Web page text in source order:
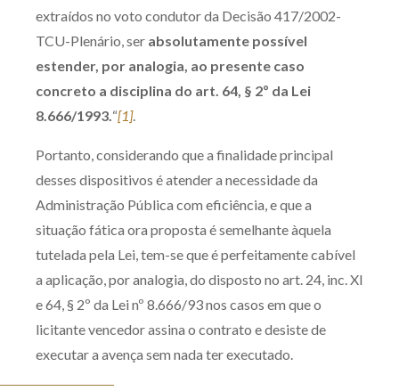
extraídos no voto condutor da Decisão 417/2002-
TCU-Plenário, ser absolutamente possível
estender, por analogia, ao presente caso
concreto a disciplina do art. 64, § 2º da Lei
8.666/1993.“[1].
Portanto, considerando que a finalidade principal
desses dispositivos é atender a necessidade da
Administração Pública com eficiência, e que a
situação fática ora proposta é semelhante àquela
tutelada pela Lei, tem-se que é perfeitamente cabível
a aplicação, por analogia, do disposto no art. 24, inc. XI
e 64, § 2º da Lei nº 8.666/93 nos casos em que o
licitante vencedor assina o contrato e desiste de
executar a avença sem nada ter executado.